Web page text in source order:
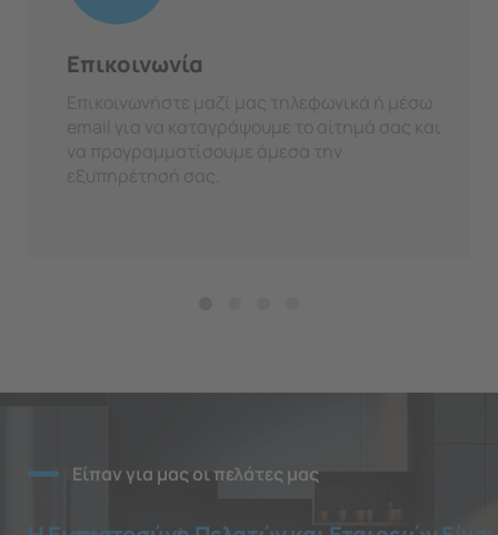
Επικοινωνία
Επικοινωνήστε μαζί μας τηλεφωνικά ή μέσω
email για να καταγράψουμε το αίτημά σας και
να προγραμματίσουμε άμεσα την
εξυπηρέτησή σας.
Είπαν για μας οι πελάτες μας